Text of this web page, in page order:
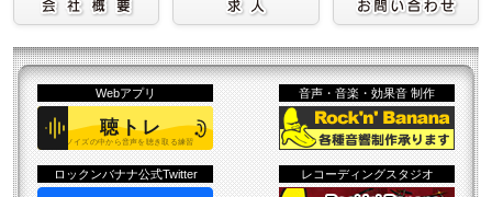
Webアプリ 音声・音楽・効果音 制作
ロックンバナナ公式Twitter レコーディングスタジオ